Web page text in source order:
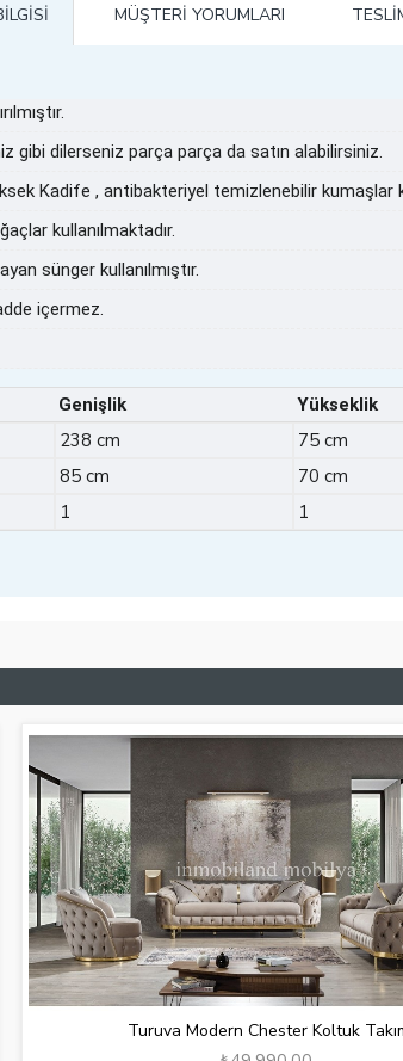
MÜŞTERI YORUMLARI
gibi dilerseniz parça parça da satın alabilirsiniz.
Kadife , antibakteriyel temizlenebilir kumaşlar
kullanılmaktadır.
sünger kullanılmıştır.
içermez.
Genişlik Yükseklik
238 cm 75 cm
85 cm 70 cm
1 1
Turuva Modern Chester Koltuk